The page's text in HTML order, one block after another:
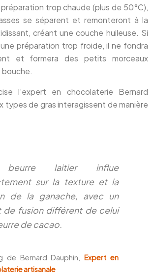
trop chaude (plus de 50°C),
se séparent et remonteront à la
créant une couche huileuse. Si
préparation trop froide, il ne fondra
et formera des petits morceaux
bouche.
l’expert en chocolaterie Bernard
types de gras interagissent de manière
laitier influe
sur la texture et la
de la ganache, avec un
de fusion différent de celui
de cacao.
de Bernard Dauphin,Expert en
artisanale